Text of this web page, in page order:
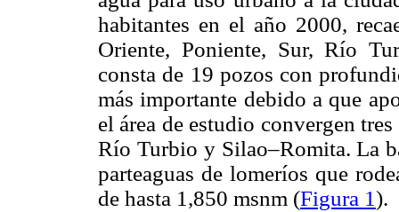
habitantes en el año 2000,
Oriente, Poniente, Sur, Río
consta de 19 pozos con
más importante debido a que
el área de estudio convergen
Río Turbio y Silao–Romita. La
parteaguas de lomeríos que
de hasta 1,850 msnm (Figura 1).